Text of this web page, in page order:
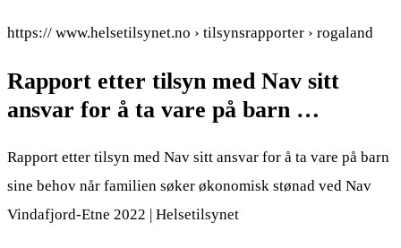
https:// www.helsetilsynet.no › tilsynsrapporter › rogaland
Rapport etter tilsyn med Nav sitt
ansvar for å ta vare på barn …
Rapport etter tilsyn med Nav sitt ansvar for å ta vare på barn
sine behov når familien søker økonomisk stønad ved Nav
Vindafjord-Etne 2022 | Helsetilsynet